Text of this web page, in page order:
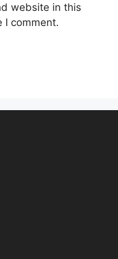
website in this
I comment.